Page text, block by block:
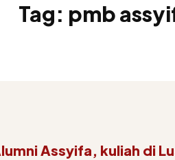
Tag: pmb
Assyifa, kuliah di